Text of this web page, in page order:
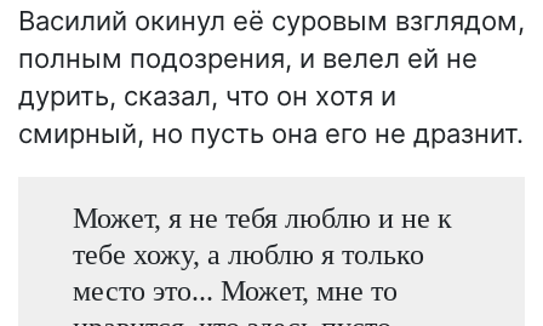
Василий окинул её суровым взглядом,
полным подозрения, и велел ей не
дурить, сказал, что он хотя и
смирный, но пусть она его не дразнит.
Может, я не тебя люблю и не к
тебе хожу, а люблю я только
место это... Может, мне то